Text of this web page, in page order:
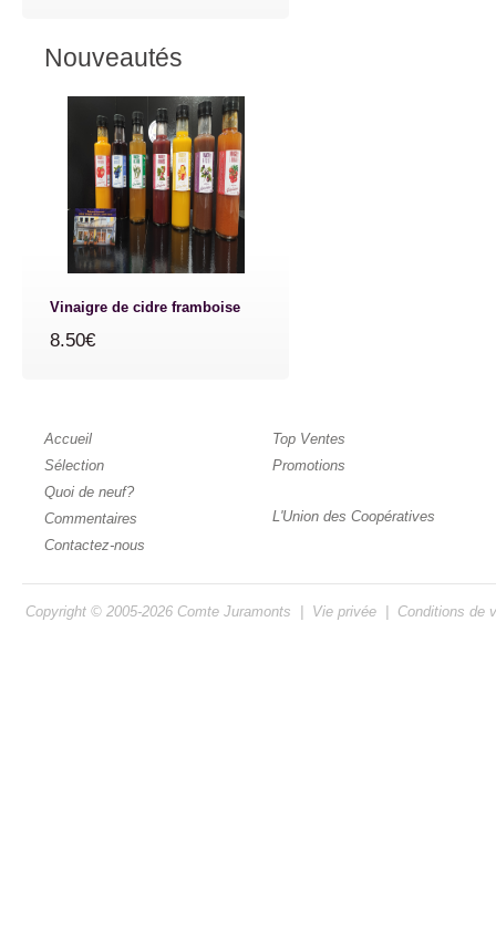
Nouveautés
Vinaigre de cidre framboise
8.50€
Accueil
Sélection
Quoi de neuf?
Commentaires
Contactez-nous
Top Ventes
Promotions
L'Union des Coopératives
Copyright © 2005-2026 Comte Juramonts Vie privée Conditions de